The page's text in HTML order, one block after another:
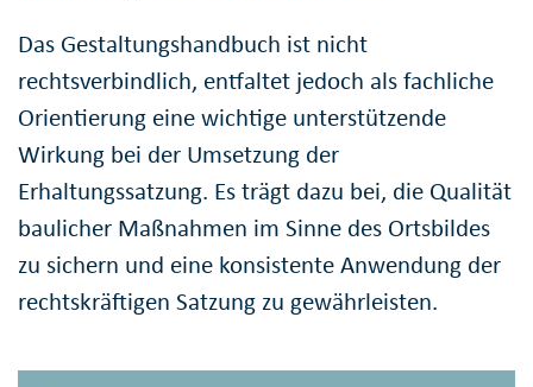
Das Gestaltungshandbuch ist nicht
rechtsverbindlich, entfaltet jedoch als fachliche
Orientierung eine wichtige unterstützende
Wirkung bei der Umsetzung der
Erhaltungssatzung. Es trägt dazu bei, die Qualität
baulicher Maßnahmen im Sinne des Ortsbildes
zu sichern und eine konsistente Anwendung der
rechtskräftigen Satzung zu gewährleisten.